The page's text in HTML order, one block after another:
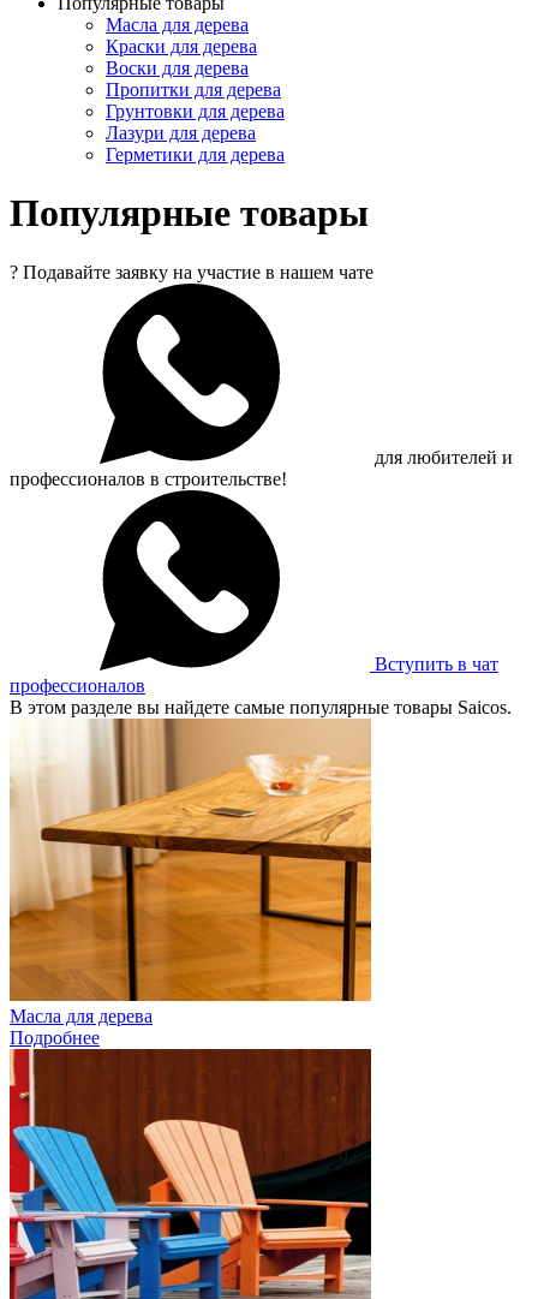
Масла для дерева
Краски для дерева
Воски для дерева
Пропитки для дерева
Грунтовки для дерева
Лазури для дерева
Герметики для дерева
Популярные товары
? Подавайте заявку на участие в нашем чате
для любителей и
профессионалов в строительстве!
Вступить в чат
профессионалов
В этом разделе вы найдете самые популярные товары Saicos.
Масла для дерева
Подробнее